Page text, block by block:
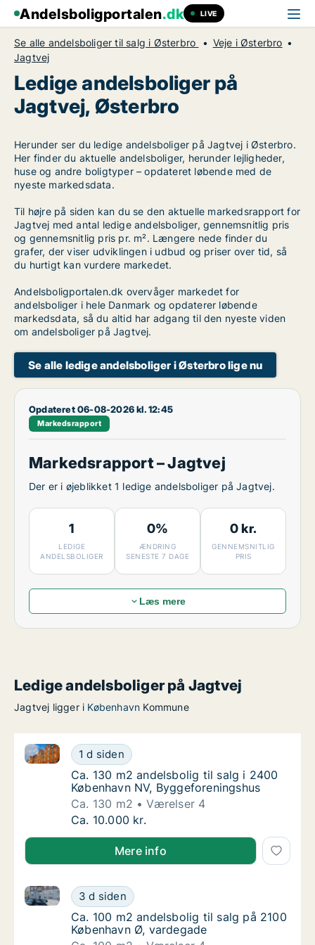
Andelsboligportalen.dk LIVE
Se alle andelsboliger til salg i Østerbro
Veje i Østerbro
Jagtvej
Ledige andelsboliger på
Jagtvej, Østerbro
Herunder ser du ledige andelsboliger på Jagtvej i Østerbro.
Her finder du aktuelle andelsboliger, herunder lejligheder,
huse og andre boligtyper – opdateret løbende med de
nyeste markedsdata.
Til højre på siden kan du se den aktuelle markedsrapport for
Jagtvej med antal ledige andelsboliger, gennemsnitlig pris
og gennemsnitlig pris pr. m². Længere nede finder du
grafer, der viser udviklingen i udbud og priser over tid, så
du hurtigt kan vurdere markedet.
Andelsboligportalen.dk overvåger markedet for
andelsboliger i hele Danmark og opdaterer løbende
markedsdata, så du altid har adgang til den nyeste viden
om andelsboliger på Jagtvej.
Se alle ledige andelsboliger i Østerbro lige nu
Opdateret 06-08-2026 kl. 12:45
Markedsrapport
Markedsrapport – Jagtvej
Der er i øjeblikket 1 ledige andelsboliger på Jagtvej.
1
LEDIGE
ANDELSBOLIGER
0%
ÆNDRING
SENESTE 7 DAGE
0 kr.
GENNEMSNITLIG
PRIS
Læs mere
Ledige andelsboliger på Jagtvej
Jagtvej ligger i København Kommune
Ca. 130 m2 andelsbolig til salg i 2400
1 d siden
Ca. 130 m2 andelsbolig til salg i 2400 København
Ca. 130 m2 andelsbolig til salg i 2400
Ca. 130 m2 andelsbolig til salg i 2400
København NV, Byggeforeningshus
Ca. 130 m2
Værelser 4
Ca. 130 m2 andelsbolig til salg i 2400
Ca. 10.000 kr.
Mere info
Ca. 100 m2 andelsbolig til salg på 2100
3 d siden
Ca. 100 m2 andelsbolig til salg på 2100 København
Ca. 100 m2 andelsbolig til salg på 2100
Ca. 100 m2 andelsbolig til salg på 2100
København Ø, vardegade